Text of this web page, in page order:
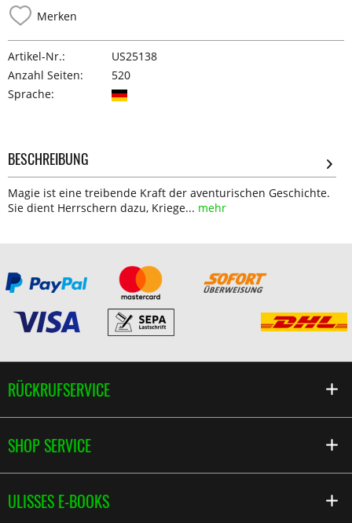
Merken
Artikel-Nr.:
US25138
Anzahl Seiten:
520
Sprache:
BESCHREIBUNG
Magie ist eine treibende Kraft der aventurischen Geschichte.
Sie dient Herrschern dazu, Kriege... mehr
RÜCKRUFSERVICE
SHOP SERVICE
ULISSES E-BOOKS